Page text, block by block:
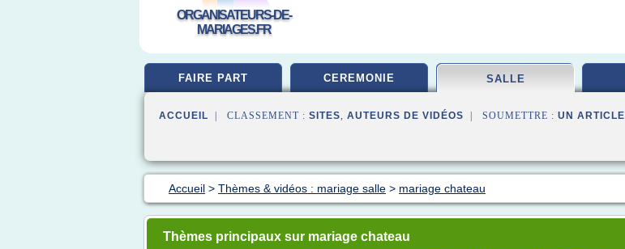
ORGANISATEURS-DE-
MARIAGES.FR
FAIRE PART CEREMONIE SALLE
ACCUEIL | CLASSEMENT : SITES, AUTEURS DE VIDÉOS | SOUMETTRE : UN ARTICLE
Accueil > Thèmes & vidéos : mariage salle > mariage chateau
Thèmes principaux sur mariage chateau